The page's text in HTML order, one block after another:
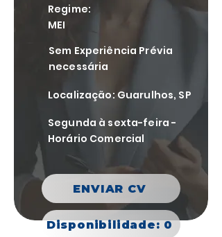
Regime:
MEI
Sem Experiência Prévia
necessária
Localização: Guarulhos, SP
Segunda à sexta-feira -
Horário Comercial
ENVIAR CV
Disponibilidade: 0